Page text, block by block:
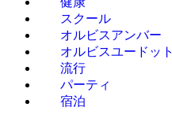
スクール
オルビスアンバー
オルビスユードット
流行
パーティ
宿泊